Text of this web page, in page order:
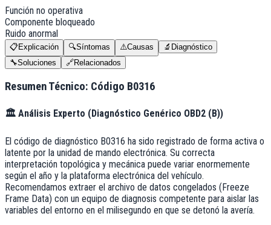
Función no operativa
Componente bloqueado
Ruido anormal
📋 Explicación 🔍Síntomas ⚠️Causas 🔬 Diagnóstico
🔧Soluciones 🔗Relacionados
Resumen Técnico: Código B0316
🏛️ Análisis Experto (Diagnóstico Genérico OBD2 (B))
El código de diagnóstico B0316 ha sido registrado de forma activa o
latente por la unidad de mando electrónica. Su correcta
interpretación topológica y mecánica puede variar enormemente
según el año y la plataforma electrónica del vehículo.
Recomendamos extraer el archivo de datos congelados (Freeze
Frame Data) con un equipo de diagnosis competente para aislar las
variables del entorno en el milisegundo en que se detonó la avería.